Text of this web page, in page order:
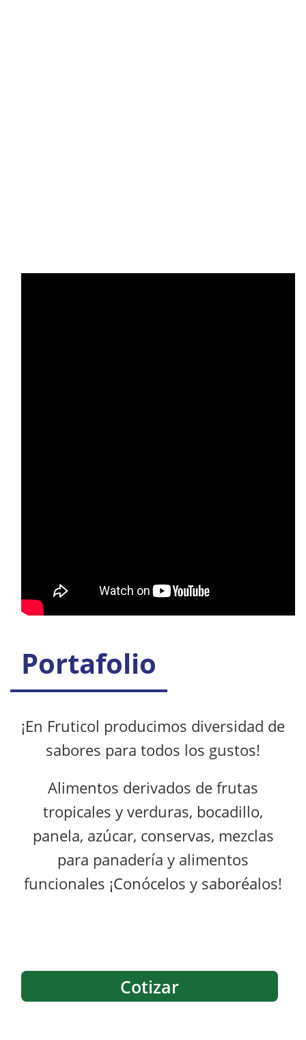
Portafolio
¡En Fruticol producimos diversidad de
sabores para todos los gustos!
Alimentos derivados de frutas
tropicales y verduras, bocadillo,
panela, azúcar, conservas, mezclas
para panadería y alimentos
funcionales ¡Conócelos y saboréalos!
Cotizar